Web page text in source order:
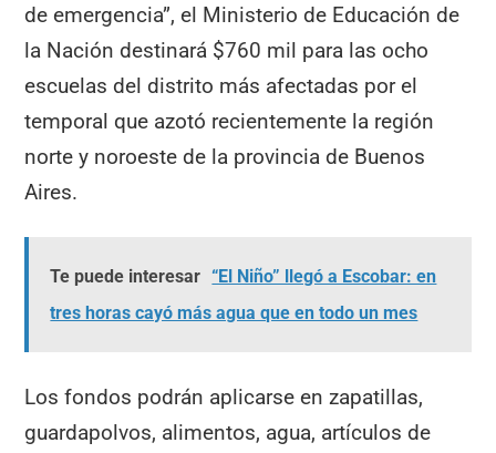
de emergencia”, el Ministerio de Educación de
la Nación destinará $760 mil para las ocho
escuelas del distrito más afectadas por el
temporal que azotó recientemente la región
norte y noroeste de la provincia de Buenos
Aires.
Te puede interesar “El Niño” llegó a Escobar: en
tres horas cayó más agua que en todo un mes
Los fondos podrán aplicarse en zapatillas,
guardapolvos, alimentos, agua, artículos de